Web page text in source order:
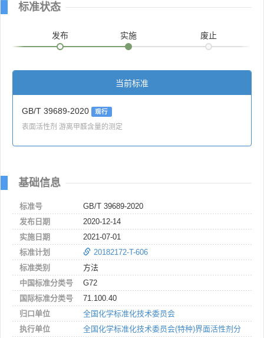
标准状态
发布 实施 废止
当前标准
GB/T 39689-2020 现行
表面活性剂 游离甲醛含量的测定
基础信息
标准号
GB/T 39689-2020
发布日期
2020-12-14
实施日期
2021-07-01
标准计划
20182172-T-606
标准类别
方法
中国标准分类号
G72
国际标准分类号
71.100.40
归口单位
全国化学标准化技术委员会
执行单位
全国化学标准化技术委员会(特种)界面活性剂分